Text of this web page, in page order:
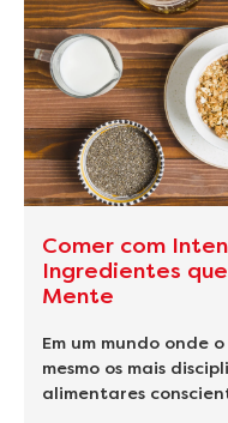
Comer com
Ingredientes
Mente
Em um mundo onde
mesmo os mais
alimentares